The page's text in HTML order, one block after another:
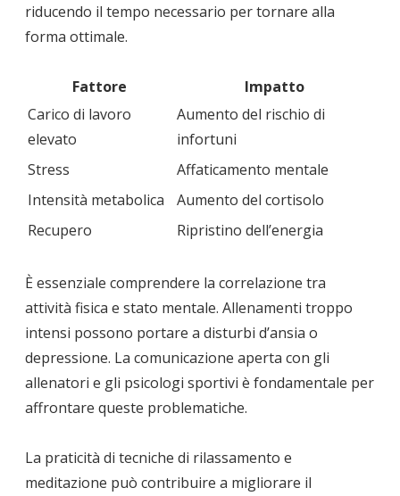
riducendo il tempo necessario per tornare alla
forma ottimale.
Fattore
Impatto
Carico di lavoro
elevato
Aumento del rischio di
infortuni
Stress
Affaticamento mentale
Intensità metabolica
Aumento del cortisolo
Recupero
Ripristino dell’energia
È essenziale comprendere la correlazione tra
attività fisica e stato mentale. Allenamenti troppo
intensi possono portare a disturbi d’ansia o
depressione. La comunicazione aperta con gli
allenatori e gli psicologi sportivi è fondamentale per
affrontare queste problematiche.
La praticità di tecniche di rilassamento e
meditazione può contribuire a migliorare il